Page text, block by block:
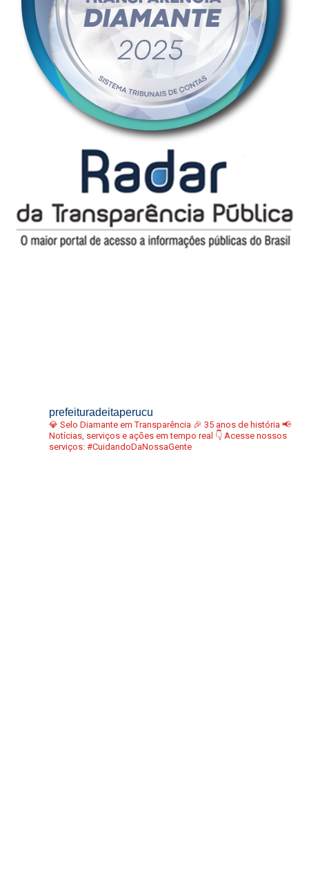
prefeituradeitaperucu
💎 Selo Diamante em Transparência 🎉 35 anos de história 📢
Notícias, serviços e ações em tempo real 👇 Acesse nossos
serviços: #CuidandoDaNossaGente